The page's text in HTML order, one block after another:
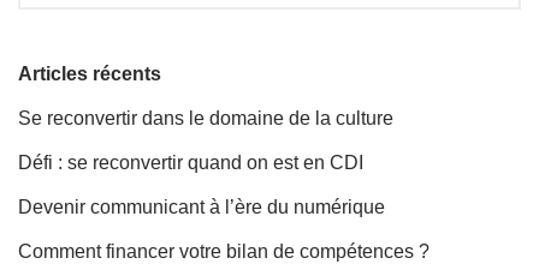
Articles récents
Se reconvertir dans le domaine de la culture
Défi : se reconvertir quand on est en CDI
Devenir communicant à l’ère du numérique
Comment financer votre bilan de compétences ?